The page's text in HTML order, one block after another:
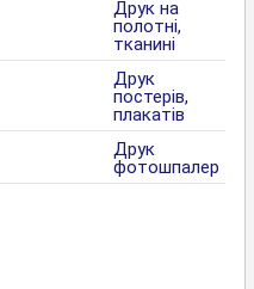
Друк на
полотні,
тканині
Друк
постерів,
плакатів
Друк
фотошпалер